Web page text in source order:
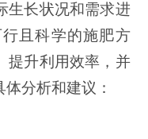
生长状况和需求进
且科学的施肥方
提升利用效率，并
分析和建议：